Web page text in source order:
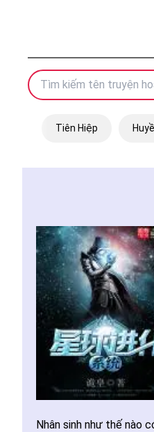
Tiên Hiệp
Nhân sinh như thế nào